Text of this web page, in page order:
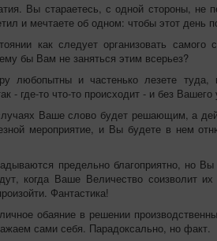
Вы стараетесь, с одной стороны, не
и мечтаете об одном: чтобы этот день
как следует организовать
бы Вам не заняться этим всерьез?
любопытны и частенько лезете туда,
- где-то что-то происходит - и без Вашего
Ваше слово будет решающим, а
мероприятие, и Вы будете в нем
предельно благоприятно, но
когда Ваше Величество соизволит
Фантастика!
обаяние в решении
сами себя. Парадоксально, но факт.